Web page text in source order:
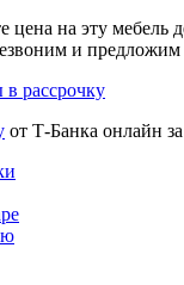
цена на эту мебель
и предложим
рассрочку
от Т-Банка онлайн